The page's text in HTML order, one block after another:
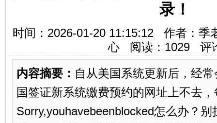
录！
时间：2026-01-20 11:15:12 作者：
心 阅读： 1029 评
内容摘要： 自从美国系统更新后，经
国签证新系统缴费预约的网址上不去
Sorry,youhavebeenblocked怎么办？